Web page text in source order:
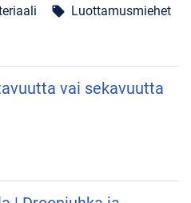
local_offer Luottamusmiehet
vai sekavuutta